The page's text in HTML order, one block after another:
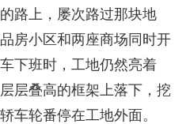
路上，屡次路过那块地
房小区和两座商场同时开
下班时，工地仍然亮着
层叠高的框架上落下，挖
车轮番停在工地外面。